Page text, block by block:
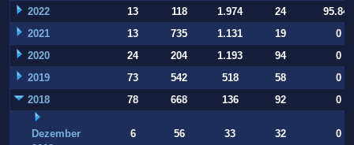
2022
13 118 1.974 24
95.847
2021
13 735 1.131 19
0
2020
24 204 1.193 94
0
2019
73 542 518 58
0
2018
78 668 136 92 0
Dezember
6 56 33 32 0